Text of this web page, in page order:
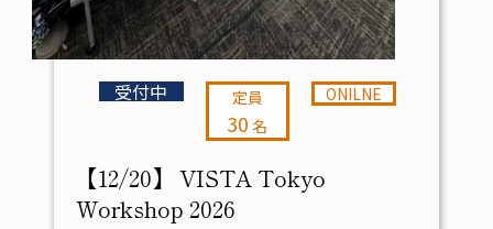
受付中 定員
30 名
ONILNE
【12/20】 VISTA Tokyo
Workshop 2026